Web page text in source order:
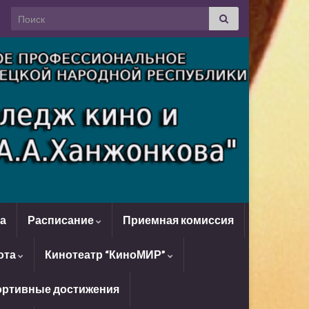
Search for:
Расписание Приемная комиссия
Кинотеатр “КиноМИР”
достижения